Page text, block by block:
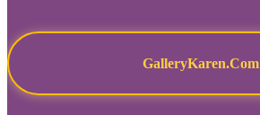
GalleryKaren.Com